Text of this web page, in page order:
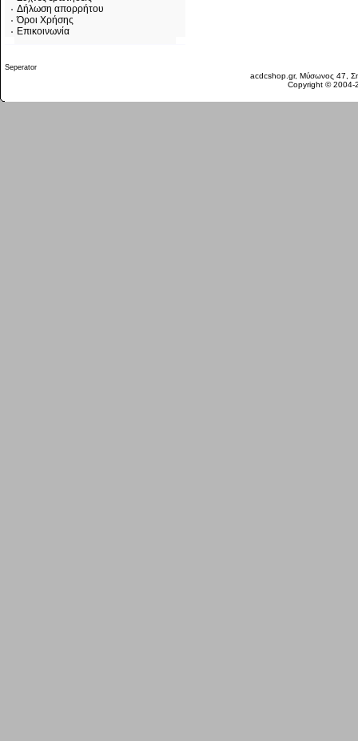
Δήλωση απορρήτου
Όροι Χρήσης
Επικοινωνία
acdcshop.gr, Μύσωνος 47,
Copyright ©